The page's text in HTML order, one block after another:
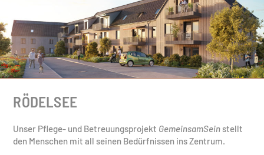
RÖDELSEE
Unser Pflege- und Betreuungsprojekt GemeinsamSein stellt
den Menschen mit all seinen Bedürfnissen ins Zentrum.